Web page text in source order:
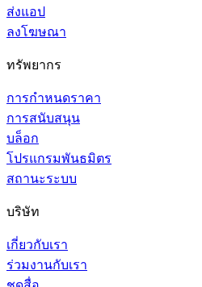
ส่งแอป
ลงโฆษณา
ทรัพยากร
การกำหนดราคา
การสนับสนุน
บล็อก
โปรแกรมพันธมิตร
สถานะระบบ
บริษัท
เกี่ยวกับเรา
ร่วมงานกับเรา